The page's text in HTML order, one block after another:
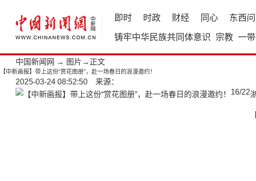
即时 时政 财经 同心 东西问
铸牢中华民族共同体意识 宗教 一
中国新闻网 → 图片 →正文
【中新画报】带上这份“赏花图册”，赴一场春日的浪漫邀约！
2025-03-24 08:52:50 来源：
16/22